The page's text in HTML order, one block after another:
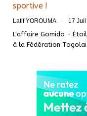
sportive !
Latif YOROUMA 17
L'affaire Gomido -
à la Fédération